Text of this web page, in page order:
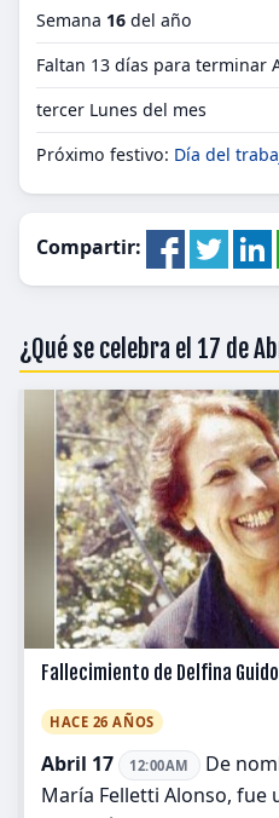
Semana 16 del año
Faltan 13 días para terminar
tercer Lunes del mes
Próximo festivo: Día del
Compartir:
¿Qué se celebra el 17 de
Fallecimiento de Delfina Guido
HACE 26 AÑOS
Abril 17 12:00AM
De
María Felletti Alonso, fue